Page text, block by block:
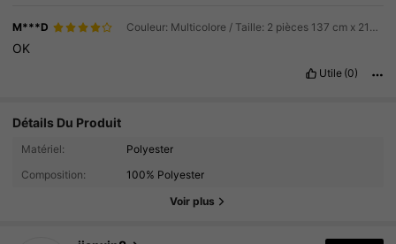
M***D Couleur: Multicolore / Taille: 2 pièces 137 cm x 213 cm
OK
Utile (0)
Détails Du Produit
Matériel:
Polyester
Composition:
100% Polyester
Voir plus
594 Suiveurs